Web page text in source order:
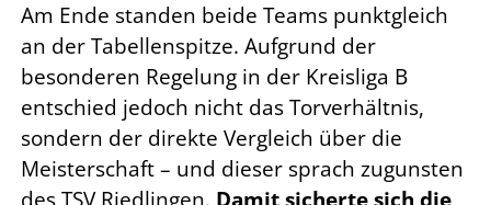
Am Ende standen beide Teams punktgleich
an der Tabellenspitze. Aufgrund der
besonderen Regelung in der Kreisliga B
entschied jedoch nicht das Torverhältnis,
sondern der direkte Vergleich über die
Meisterschaft – und dieser sprach zugunsten